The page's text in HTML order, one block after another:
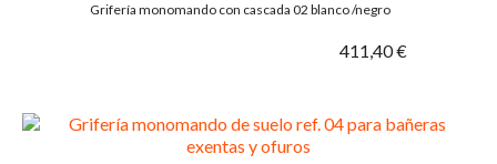
Grifería monomando con cascada 02 blanco /negro
411,40 €